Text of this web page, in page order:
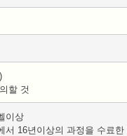
할 것
이상
서 16년이상의 과정을 수료